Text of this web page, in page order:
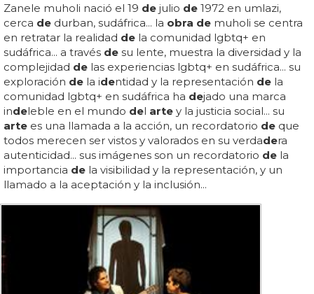
Zanele muholi nació el 19 de julio de 1972 en umlazi,
cerca de durban, sudáfrica... la obra de muholi se centra
en retratar la realidad de la comunidad lgbtq+ en
sudáfrica... a través de su lente, muestra la diversidad y la
complejidad de las experiencias lgbtq+ en sudáfrica... su
exploración de la identidad y la representación de la
comunidad lgbtq+ en sudáfrica ha dejado una marca
indeleble en el mundo del arte y la justicia social... su
arte es una llamada a la acción, un recordatorio de que
todos merecen ser vistos y valorados en su verdadera
autenticidad... sus imágenes son un recordatorio de la
importancia de la visibilidad y la representación, y un
llamado a la aceptación y la inclusión...